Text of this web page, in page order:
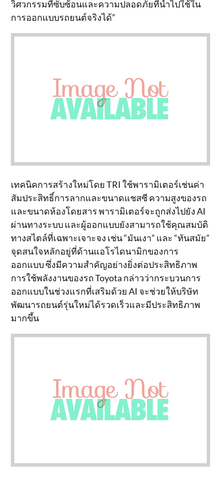
วิศวกรรมที่ซับซ้อนและความปลอดภัยที่นำไปใช้ใน
การออกแบบรถยนต์จริงได้”
เทคนิคการสร้างใหม่โดย TRI ใช้พารามิเตอร์เช่นค่า
สัมประสิทธิ์การลากและขนาดแชสซี ความสูงของรถ
และขนาดห้องโดยสาร พารามิเตอร์จะถูกส่งไปยัง AI
ผ่านทางระบบ และผู้ออกแบบยังสามารถใช้คุณสมบัติ
ทางสไตล์ที่เฉพาะเจาะจง เช่น “มันเงา” และ “ทันสมัย”
จุดสนใจหลักอยู่ที่ด้านแอโรไดนามิกของการ
ออกแบบ ซึ่งมีความสำคัญอย่างยิ่งต่อประสิทธิภาพ
การใช้พลังงานของรถ Toyota กล่าวว่ากระบวนการ
ออกแบบในช่วงแรกที่เสริมด้วย AI จะช่วยให้บริษัท
พัฒนารถยนต์รุ่นใหม่ได้รวดเร็วและมีประสิทธิภาพ
มากขึ้น